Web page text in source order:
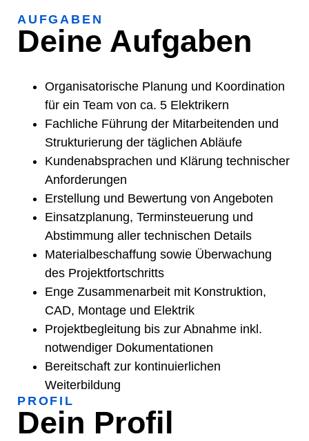
AUFGABEN
Deine Aufgaben
Organisatorische Planung und Koordination
für ein Team von ca. 5 Elektrikern
Fachliche Führung der Mitarbeitenden und
Strukturierung der täglichen Abläufe
Kundenabsprachen und Klärung technischer
Anforderungen
Erstellung und Bewertung von Angeboten
Einsatzplanung, Terminsteuerung und
Abstimmung aller technischen Details
Materialbeschaffung sowie Überwachung
des Projektfortschritts
Enge Zusammenarbeit mit Konstruktion,
CAD, Montage und Elektrik
Projektbegleitung bis zur Abnahme inkl.
notwendiger Dokumentationen
Bereitschaft zur kontinuierlichen
Weiterbildung
PROFIL
Dein Profil